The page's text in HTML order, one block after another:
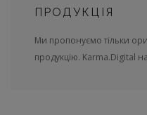
ПРОДУКЦІЯ
Ми пропонуємо тільки
продукцію. Karma.Digital